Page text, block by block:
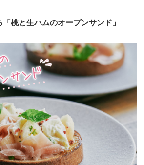
桃と生ハムのオープンサンド」